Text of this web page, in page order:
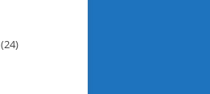
(24)